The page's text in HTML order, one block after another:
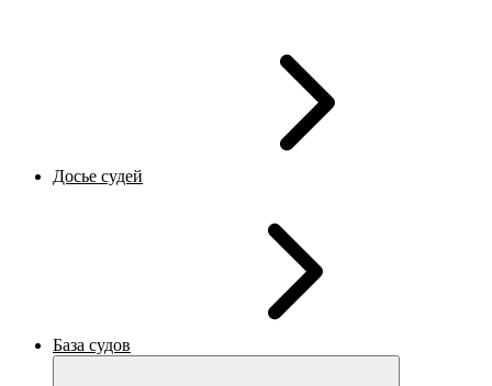
Досье судей
База судов